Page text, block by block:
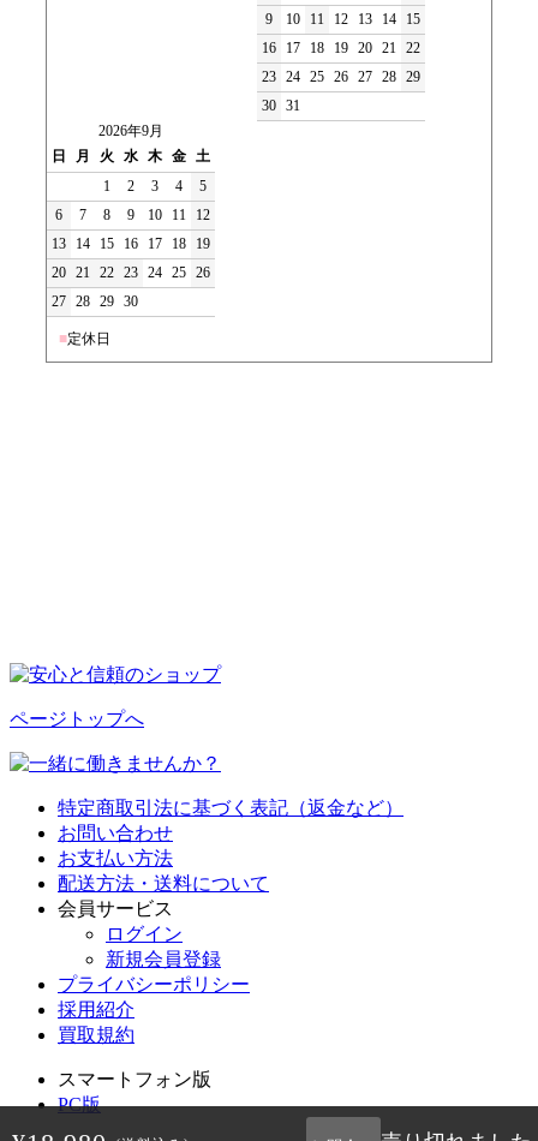
9
10 11 12 13 14
15
16
17 18 19 20 21 22
23 24 25 26 27 28 29
30 31
2026年9月
日
月 火 水 木 金 土
1
2 3 4
5
6
7 8 9 10 11
12
13
14 15 16 17 18
19
20 21 22 23 24 25 26
27 28 29 30
■定休日
ページトップへ
特定商取引法に基づく表記（返金など）
お問い合わせ
お支払い方法
配送方法・送料について
会員サービス
ログイン
新規会員登録
プライバシーポリシー
採用紹介
買取規約
スマートフォン版
PC版